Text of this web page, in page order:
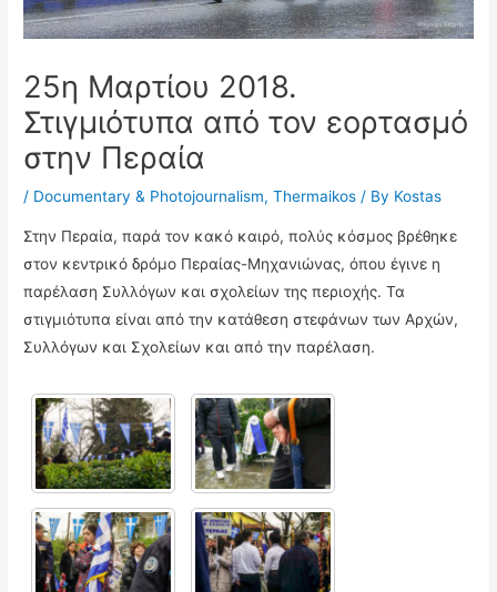
25η Μαρτίου 2018.
Στιγμιότυπα από τον εορτασμό
στην Περαία
/ Documentary & Photojournalism,Thermaikos / By Kostas
Στην Περαία, παρά τον κακό καιρό, πολύς κόσμος βρέθηκε
στον κεντρικό δρόμο Περαίας-Μηχανιώνας, όπου έγινε η
παρέλαση Συλλόγων και σχολείων της περιοχής. Τα
στιγμιότυπα είναι από την κατάθεση στεφάνων των Αρχών,
Συλλόγων και Σχολείων και από την παρέλαση.